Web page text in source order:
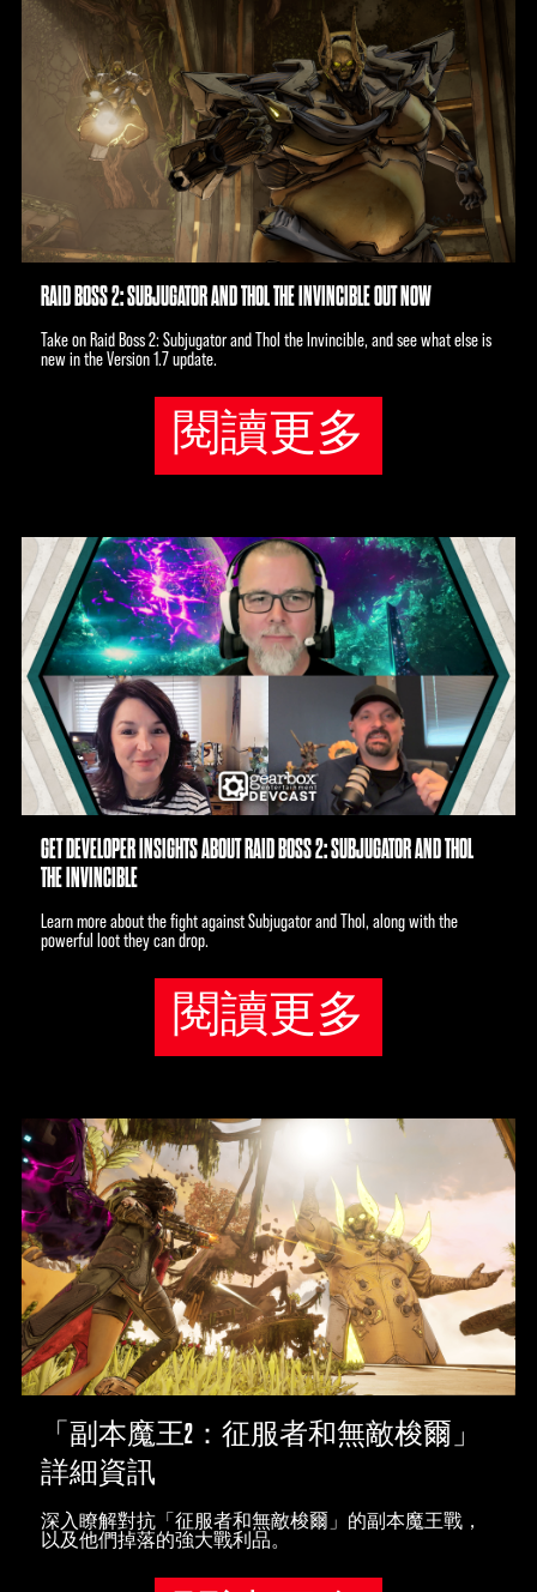
RAID BOSS 2: SUBJUGATOR AND THOL THE INVINCIBLE OUT NOW
Take on Raid Boss 2: Subjugator and Thol the Invincible, and see what else is
new in the Version 1.7 update.
閱讀更多
GET DEVELOPER INSIGHTS ABOUT RAID BOSS 2: SUBJUGATOR AND THOL
THE INVINCIBLE
Learn more about the fight against Subjugator and Thol, along with the
powerful loot they can drop.
閱讀更多
「副本魔王2：征服者和無敵梭爾」
詳細資訊
深入瞭解對抗「征服者和無敵梭爾」的副本魔王戰，
以及他們掉落的強大戰利品。